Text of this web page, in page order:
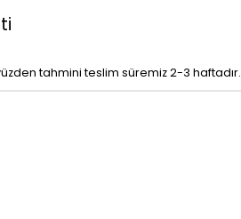
tahmini teslim süremiz 2-3 haftadır.